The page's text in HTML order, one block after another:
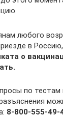
любого
в Россию,
о
по
8-800-555-49-